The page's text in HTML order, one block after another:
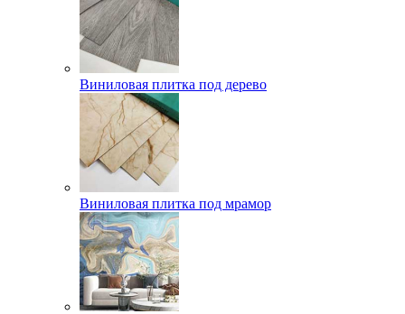
Виниловая плитка под дерево
Виниловая плитка под мрамор